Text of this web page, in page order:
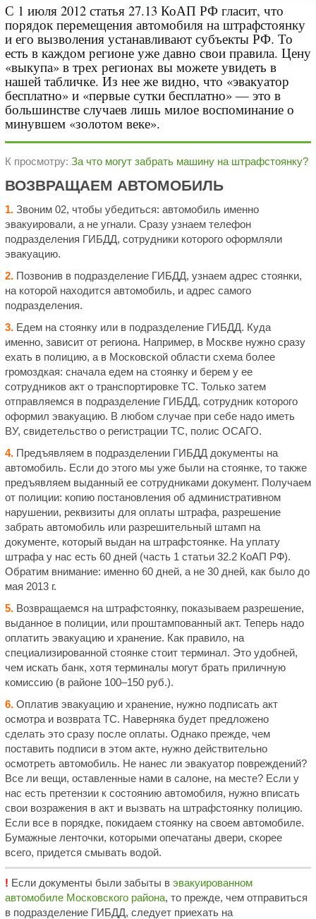
С 1 июля 2012 статья 27.13 КоАП РФ гласит, что
порядок перемещения автомобиля на штрафстоянку
и его вызволения устанавливают субъекты РФ. То
есть в каждом регионе уже давно свои правила. Цену
«выкупа» в трех регионах вы можете увидеть в
нашей табличке. Из нее же видно, что «эвакуатор
бесплатно» и «первые сутки бесплатно» — это в
большинстве случаев лишь милое воспоминание о
минувшем «золотом веке».
К просмотру: За что могут забрать машину на штрафстоянку?
ВОЗВРАЩАЕМ АВТОМОБИЛЬ
1.Звоним 02, чтобы убедиться: автомобиль именно
эвакуировали, а не угнали. Сразу узнаем телефон
подразделения ГИБДД, сотрудники которого оформляли
эвакуацию.
2.Позвонив в подразделение ГИБДД, узнаем адрес стоянки,
на которой находится автомобиль, и адрес самого
подразделения.
3.Едем на стоянку или в подразделение ГИБДД. Куда
именно, зависит от региона. Например, в Москве нужно сразу
ехать в полицию, а в Московской области схема более
громоздкая: сначала едем на стоянку и берем у ее
сотрудников акт о транспортировке ТС. Только затем
отправляемся в подразделение ГИБДД, сотрудник которого
оформил эвакуацию. В любом случае при себе надо иметь
ВУ, свидетельство о регистрации ТС, полис ОСАГО.
4.Предъявляем в подразделении ГИБДД документы на
автомобиль. Если до этого мы уже были на стоянке, то также
предъявляем выданный ее сотрудниками документ. Получаем
от полиции: копию постановления об административном
нарушении, реквизиты для оплаты штрафа, разрешение
забрать автомобиль или разрешительный штамп на
документе, который выдан на штрафстоянке. На уплату
штрафа у нас есть 60 дней (часть 1 статьи 32.2 КоАП РФ).
Обратим внимание: именно 60 дней, а не 30 дней, как было до
мая 2013 г.
5.Возвращаемся на штрафстоянку, показываем разрешение,
выданное в полиции, или проштампованный акт. Теперь надо
оплатить эвакуацию и хранение. Как правило, на
специализированной стоянке стоит терминал. Это удобней,
чем искать банк, хотя терминалы могут брать приличную
комиссию (в районе 100–150 руб.).
6.Оплатив эвакуацию и хранение, нужно подписать акт
осмотра и возврата ТС. Наверняка будет предложено
сделать это сразу после оплаты. Однако прежде, чем
поставить подписи в этом акте, нужно действительно
осмотреть автомобиль. Не нанес ли эвакуатор повреждений?
Все ли вещи, оставленные нами в салоне, на месте? Если у
нас есть претензии к состоянию автомобиля, нужно вписать
свои возражения в акт и вызвать на штрафстоянку полицию.
Если все в порядке, покидаем стоянку на своем автомобиле.
Бумажные ленточки, которыми опечатаны двери, скорее
всего, придется смывать водой.
! Если документы были забыты в эвакуированном
автомобиле Московского района, то прежде, чем отправиться
в подразделение ГИБДД, следует приехать на